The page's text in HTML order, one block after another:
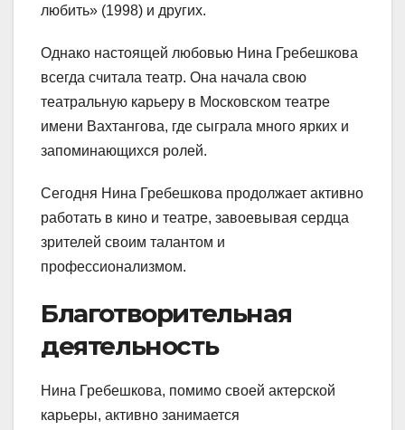
любить» (1998) и других.
Однако настоящей любовью Нина Гребешкова
всегда считала театр. Она начала свою
театральную карьеру в Московском театре
имени Вахтангова, где сыграла много ярких и
запоминающихся ролей.
Сегодня Нина Гребешкова продолжает активно
работать в кино и театре, завоевывая сердца
зрителей своим талантом и
профессионализмом.
Благотворительная
деятельность
Нина Гребешкова, помимо своей актерской
карьеры, активно занимается